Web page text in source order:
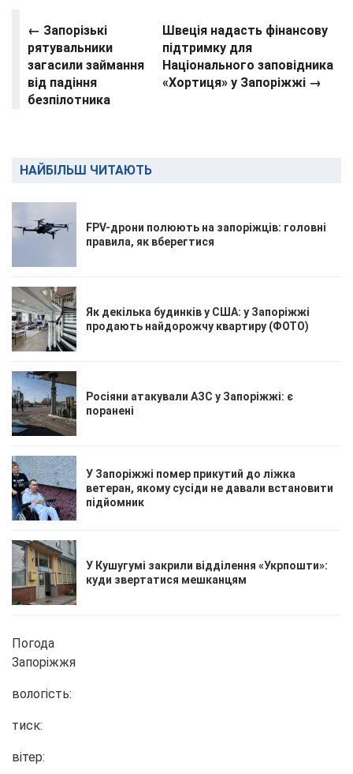
← Запорізькі
рятувальники
загасили займання
від падіння
безпілотника
Швеція надасть фінансову
підтримку для
Національного заповідника
«Хортиця» у Запоріжжі →
НАЙБІЛЬШ ЧИТАЮТЬ
FPV-дрони полюють на запоріжців: головні
правила, як вберегтися
Як декілька будинків у США: у Запоріжжі
продають найдорожчу квартиру (ФОТО)
Росіяни атакували АЗС у Запоріжжі: є
поранені
У Запоріжжі помер прикутий до ліжка
ветеран, якому сусіди не давали встановити
підйомник
У Кушугумі закрили відділення «Укрпошти»:
куди звертатися мешканцям
Погода
Запоріжжя
вологість:
тиск:
вітер: